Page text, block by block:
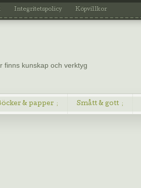
Integritetspolicy Köpvillkor
finns kunskap och verktyg
& papper Smått & gott